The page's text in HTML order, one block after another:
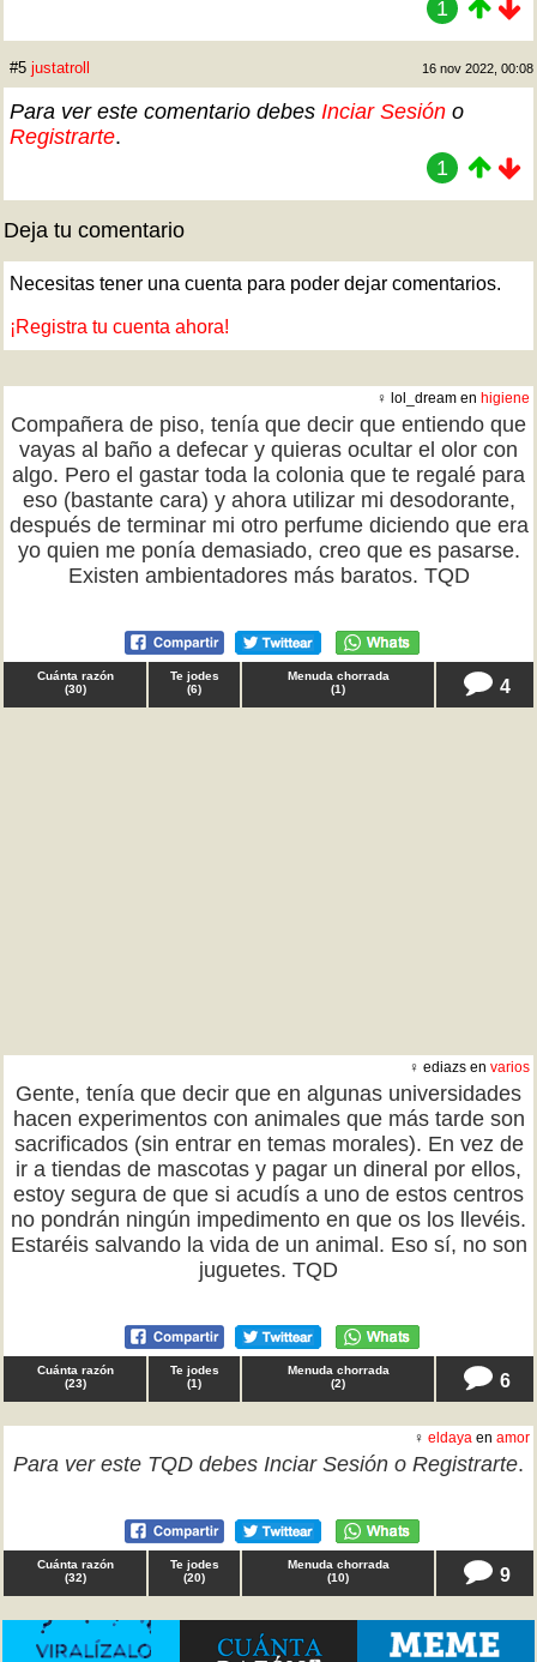
1
#5 justatroll 16 nov 2022, 00:08
Para ver este comentario debes Inciar Sesión o
Registrarte.
1
Deja tu comentario
Necesitas tener una cuenta para poder dejar comentarios.
¡Registra tu cuenta ahora!
♀ lol_dream en higiene
Compañera de piso, tenía que decir que entiendo que
vayas al baño a defecar y quieras ocultar el olor con
algo. Pero el gastar toda la colonia que te regalé para
eso (bastante cara) y ahora utilizar mi desodorante,
después de terminar mi otro perfume diciendo que era
yo quien me ponía demasiado, creo que es pasarse.
Existen ambientadores más baratos. TQD
Cuánta razón
(30)
Te jodes
(6)
Menuda chorrada
(1) 4
♀ ediazs en varios
Gente, tenía que decir que en algunas universidades
hacen experimentos con animales que más tarde son
sacrificados (sin entrar en temas morales). En vez de
ir a tiendas de mascotas y pagar un dineral por ellos,
estoy segura de que si acudís a uno de estos centros
no pondrán ningún impedimento en que os los llevéis.
Estaréis salvando la vida de un animal. Eso sí, no son
juguetes. TQD
Cuánta razón
(23)
Te jodes
(1)
Menuda chorrada
(2) 6
♀ eldaya en amor
Para ver este TQD debes Inciar Sesión o Registrarte.
Cuánta razón
(32)
Te jodes
(20)
Menuda chorrada
(10) 9